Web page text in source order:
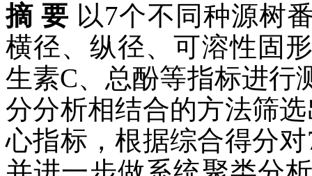
摘 要 以7个不同种源树
横径、纵径、可溶性固
生素C、总酚等指标进行
分分析相结合的方法筛
心指标，根据综合得分